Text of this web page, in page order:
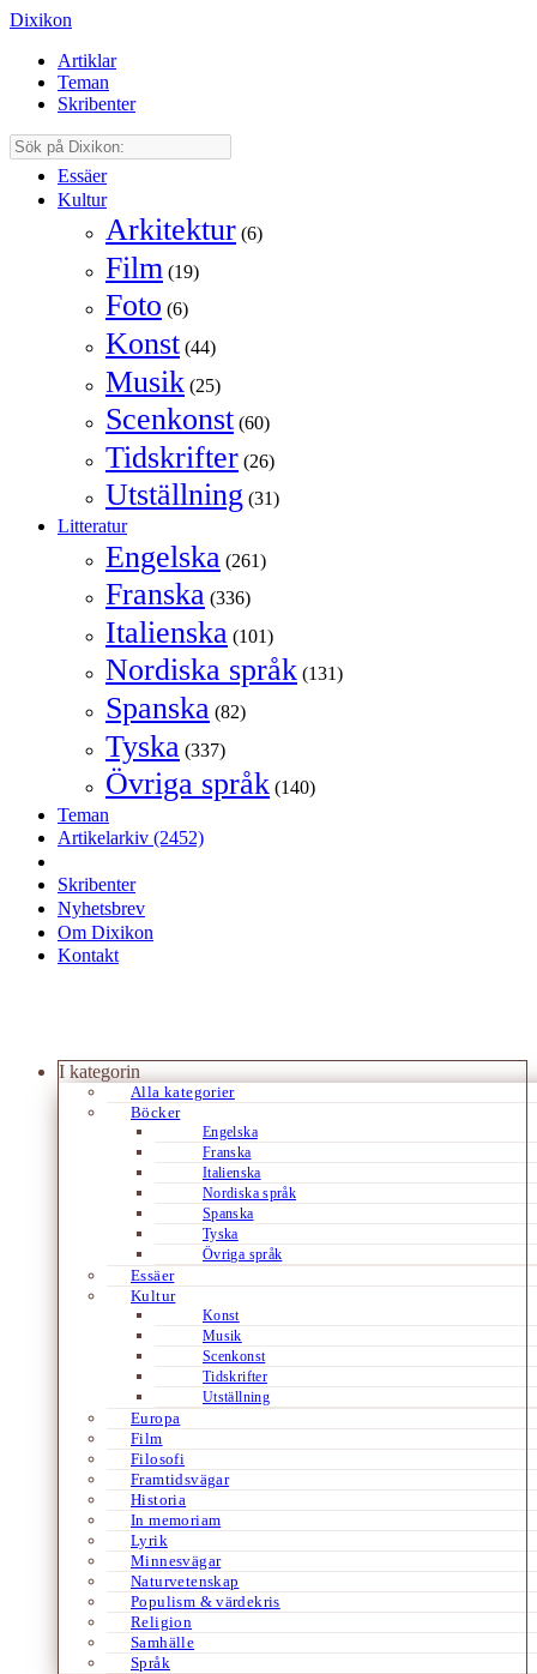
Dixikon
Artiklar
Teman
Skribenter
Essäer
Kultur
Arkitektur (6)
Film (19)
Foto (6)
Konst (44)
Musik (25)
Scenkonst (60)
Tidskrifter (26)
Utställning (31)
Litteratur
Engelska (261)
Franska (336)
Italienska (101)
Nordiska språk (131)
Spanska (82)
Tyska (337)
Övriga språk (140)
Teman
Artikelarkiv (2452)
Skribenter
Nyhetsbrev
Om Dixikon
Kontakt
I kategorin
Alla kategorier
Böcker
Engelska
Franska
Italienska
Nordiska språk
Spanska
Tyska
Övriga språk
Essäer
Kultur
Konst
Musik
Scenkonst
Tidskrifter
Utställning
Europa
Film
Filosofi
Framtidsvägar
Historia
In memoriam
Lyrik
Minnesvägar
Naturvetenskap
Populism & värdekris
Religion
Samhälle
Språk